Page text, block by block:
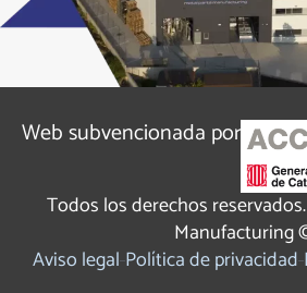
Web subvencionada por
Todos los derechos
Manufacturing
Aviso legalPolítica de privacidad